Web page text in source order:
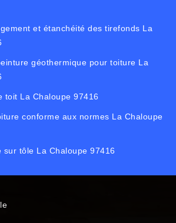
et étanchéité des tirefonds La
géothermique pour toiture La
toit La Chaloupe 97416
conforme aux normes La Chaloupe
sur tôle La Chaloupe 97416